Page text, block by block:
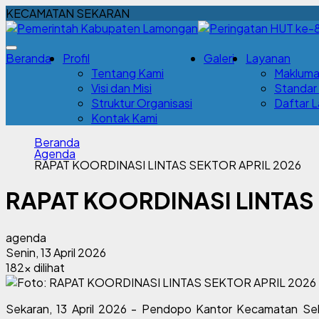
KECAMATAN SEKARAN
Beranda
Profil
Tentang Kami
Visi dan Misi
Struktur Organisasi
Kontak Kami
Galeri
Layanan
Daftar
Beranda
Agenda
RAPAT KOORDINASI LINTAS SEKTOR APRIL 2026
RAPAT KOORDINASI
agenda
Senin, 13 April 2026
182x dilihat
Sekaran, 13 April 2026 - Pendopo Kantor Kecamatan